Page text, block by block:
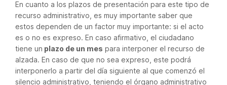
En cuanto a los plazos de presentación para este tipo de
recurso administrativo, es muy importante saber que
estos dependen de un factor muy importante: si el acto
es o no es expreso. En caso afirmativo, el ciudadano
tiene un plazo de un mes para interponer el recurso de
alzada. En caso de que no sea expreso, este podrá
interponerlo a partir del día siguiente al que comenzó el
silencio administrativo, teniendo el órgano administrativo